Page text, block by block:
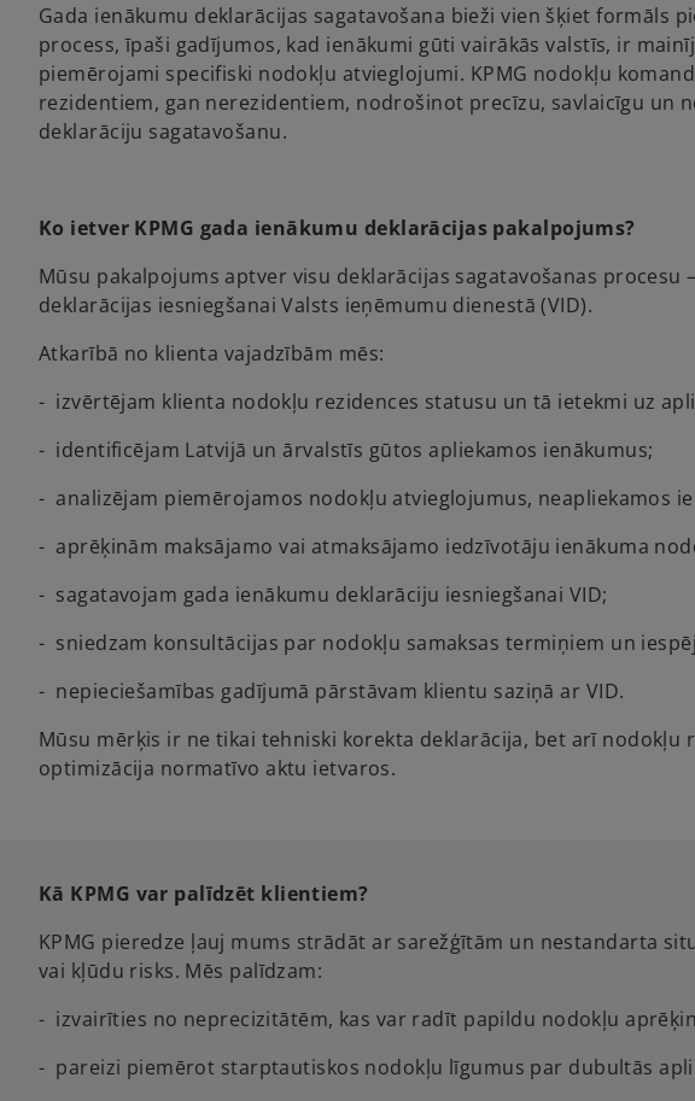
a
b
a
b
Gada ienākumu deklarācijas sagatavošana bieži vien šķiet formāls
process, īpaši gadījumos, kad ienākumi gūti vairākās valstīs, ir
piemērojami specifiski nodokļu atvieglojumi. KPMG nodokļu
rezidentiem, gan nerezidentiem, nodrošinot precīzu, savlaicīgu un
deklarāciju sagatavošanu.
Ko ietver KPMG gada ienākumu deklarācijas pakalpojums?
Mūsu pakalpojums aptver visu deklarācijas sagatavošanas
deklarācijas iesniegšanai Valsts ieņēmumu dienestā (VID).
Atkarībā no klienta vajadzībām mēs:
- izvērtējam klienta nodokļu rezidences statusu un tā ietekmi uz
- identificējam Latvijā un ārvalstīs gūtos apliekamos ienākumus;
- analizējam piemērojamos nodokļu atvieglojumus, neapliekamos
- aprēķinām maksājamo vai atmaksājamo iedzīvotāju ienākuma
- sagatavojam gada ienākumu deklarāciju iesniegšanai VID;
- sniedzam konsultācijas par nodokļu samaksas termiņiem un
- nepieciešamības gadījumā pārstāvam klientu saziņā ar VID.
Mūsu mērķis ir ne tikai tehniski korekta deklarācija, bet arī nodokļu
optimizācija normatīvo aktu ietvaros.
Kā KPMG var palīdzēt klientiem?
KPMG pieredze ļauj mums strādāt ar sarežģītām un nestandarta
vai kļūdu risks. Mēs palīdzam:
- izvairīties no neprecizitātēm, kas var radīt papildu nodokļu
- pareizi piemērot starptautiskos nodokļu līgumus par dubultās